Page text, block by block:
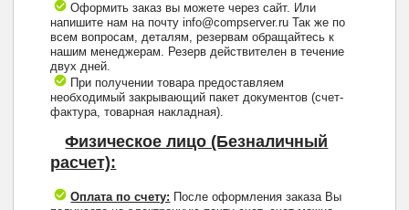
Оформить заказ вы можете через сайт. Или
напишите нам на почту info@compserver.ru Так же по
всем вопросам, деталям, резервам обращайтесь к
нашим менеджерам. Резерв действителен в течение
двух дней.
При получении товара предоставляем
необходимый закрывающий пакет документов (счет-
фактура, товарная накладная).
Физическое лицо (Безналичный
расчет):
Оплата по счету: После оформления заказа Вы